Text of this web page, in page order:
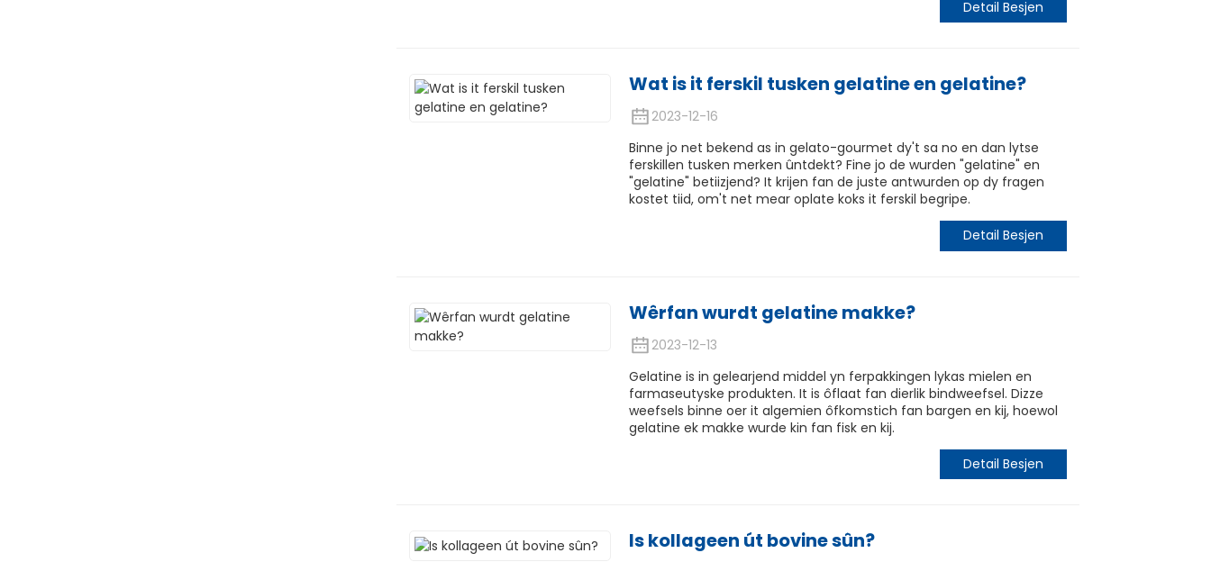
Detail Besjen
Wat is it ferskil tusken gelatine en gelatine?
2023-12-16
Binne jo net bekend as in gelato-gourmet dy't sa no en dan lytse
ferskillen tusken merken ûntdekt? Fine jo de wurden "gelatine" en
"gelatine" betiizjend? It krijen fan de juste antwurden op dy fragen
kostet tiid, om't net mear oplate koks it ferskil begripe.
Detail Besjen
Wêrfan wurdt gelatine makke?
2023-12-13
Gelatine is in gelearjend middel yn ferpakkingen lykas mielen en
farmaseutyske produkten. It is ôflaat fan dierlik bindweefsel. Dizze
weefsels binne oer it algemien ôfkomstich fan bargen en kij, hoewol
gelatine ek makke wurde kin fan fisk en kij.
Detail Besjen
Is kollageen út bovine sûn?